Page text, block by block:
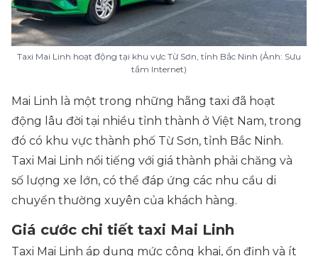
Taxi Mai Linh hoạt động tại khu vực Từ Sơn, tỉnh Bắc Ninh (Ảnh: Sưu
tầm Internet)
Mai Linh là một trong những hãng taxi đã hoạt
động lâu đời tại nhiều tỉnh thành ở Việt Nam, trong
đó có khu vực thành phố Từ Sơn, tỉnh Bắc Ninh.
Taxi Mai Linh nổi tiếng với giá thành phải chăng và
số lượng xe lớn, có thể đáp ứng các nhu cầu di
chuyển thường xuyên của khách hàng.
Giá cước chi tiết taxi Mai Linh
Taxi Mai Linh áp dụng mức công khai, ổn định và ít